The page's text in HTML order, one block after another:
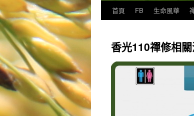
首頁 FB 生命風華
香光110禪修相